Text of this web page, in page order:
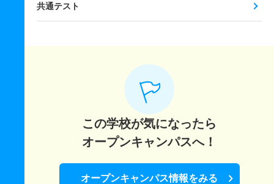
共通テスト
この学校が気になったら
オープンキャンパスへ！
オープンキャンパス情報をみる